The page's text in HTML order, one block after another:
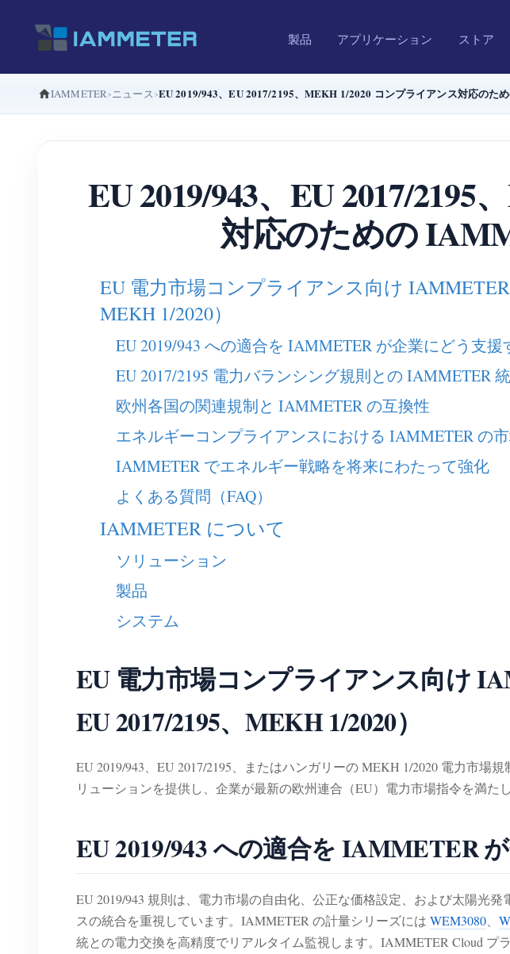
製品 アプリケーション ストア
IAMMETER ニュース EU 2019/943、EU 2017/2195、MEKH 1/2020 コンプライアンス対応のた
EU 2019/943、EU 2017/
対応のための
EU 電力市場コンプライアンス向け IAMMETER
MEKH 1/2020）
EU 2019/943 への適合を IAMMETER が企業にどう支援
EU 2017/2195 電力バランシング規則との IAMMETER
欧州各国の関連規制と IAMMETER の互換性
エネルギーコンプライアンスにおける IAMMETER の
IAMMETER でエネルギー戦略を将来にわたって強化
よくある質問（FAQ）
IAMMETER について
ソリューション
製品
システム
EU 電力市場コンプライアンス向け
EU 2017/2195、MEKH 1/2020）
EU 2019/943、EU 2017/2195、またはハンガリーの MEKH 1/2020 電力市
リューションを提供し、企業が最新の欧州連合（EU）電力市場指令を満た
EU 2019/943 への適合を IAMMETER
EU 2019/943 規則は、電力市場の自由化、公正な価格設定、および太陽光
スの統合を重視しています。IAMMETER の計量シリーズには WEM3080、
統との電力交換を高精度でリアルタイム監視します。IAMMETER Cloud